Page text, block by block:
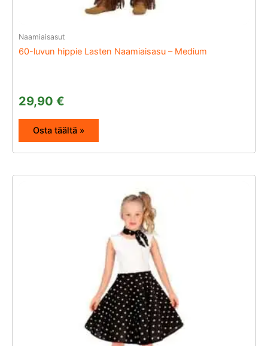
Naamiaisasut
60-luvun hippie Lasten Naamiaisasu – Medium
29,90 €
Osta täältä »